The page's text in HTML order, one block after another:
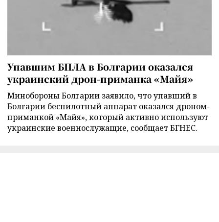
Упавшим БПЛА в Болгарии оказался
украинский дрон-приманка «Майя»
Минобороны Болгарии заявило, что упавший в
Болгарии беспилотный аппарат оказался дроном-
приманкой «Майя», который активно используют
украинские военнослужащие, сообщает БГНЕС.